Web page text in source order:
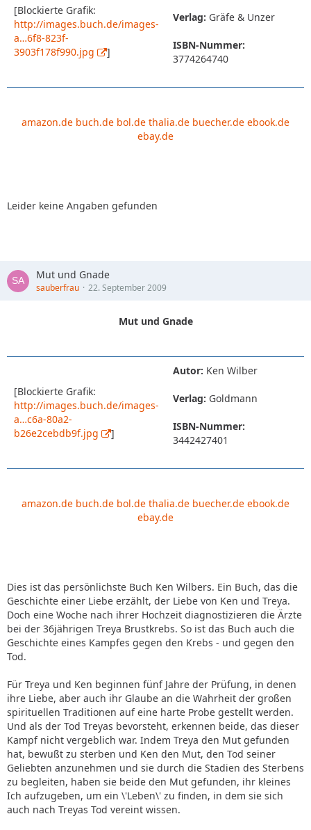
[Blockierte Grafik:
http://images.buch.de/images-
a…6f8-823f-
3903f178f990.jpg
]
Verlag: Gräfe & Unzer
ISBN-Nummer:
3774264740
amazon.de buch.de bol.de thalia.de buecher.de ebook.de
ebay.de
Leider keine Angaben gefunden
Mut und Gnade
sauberfrau 22. September 2009
Mut und Gnade
[Blockierte Grafik:
http://images.buch.de/images-
a…c6a-80a2-
b26e2cebdb9f.jpg
]
Autor: Ken Wilber
Verlag: Goldmann
ISBN-Nummer:
3442427401
amazon.de buch.de bol.de thalia.de buecher.de ebook.de
ebay.de
Dies ist das persönlichste Buch Ken Wilbers. Ein Buch, das die
Geschichte einer Liebe erzählt, der Liebe von Ken und Treya.
Doch eine Woche nach ihrer Hochzeit diagnostizieren die Ärzte
bei der 36jährigen Treya Brustkrebs. So ist das Buch auch die
Geschichte eines Kampfes gegen den Krebs - und gegen den
Tod.
Für Treya und Ken beginnen fünf Jahre der Prüfung, in denen
ihre Liebe, aber auch ihr Glaube an die Wahrheit der großen
spirituellen Traditionen auf eine harte Probe gestellt werden.
Und als der Tod Treyas bevorsteht, erkennen beide, das dieser
Kampf nicht vergeblich war. Indem Treya den Mut gefunden
hat, bewußt zu sterben und Ken den Mut, den Tod seiner
Geliebten anzunehmen und sie durch die Stadien des Sterbens
zu begleiten, haben sie beide den Mut gefunden, ihr kleines
Ich aufzugeben, um ein \'Leben\' zu finden, in dem sie sich
auch nach Treyas Tod vereint wissen.